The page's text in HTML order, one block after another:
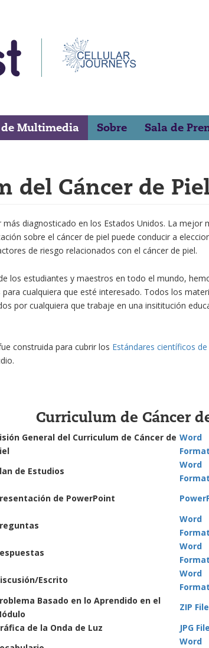
Multimedia Sobre Sala de
del Cáncer de
más diagnosticado en los Estados Unidos. La mejor
sobre el cáncer de piel puede conducir a
de riesgo relacionados con el cáncer de piel.
los estudiantes y maestros en todo el mundo,
para cualquiera que esté interesado. Todos los
por cualquiera que trabaje en una insititución
construida para cubrir los Estándares científicos
Curriculum de Cáncer
General del Curriculum de Cáncer de Word
Format
de Estudios
Word
Format
de PowerPoint
Word
Format
Word
Format
Escrito
Word
Format
Basado en lo Aprendido en el
ZIP File
de la Onda de Luz
JPG File
Word